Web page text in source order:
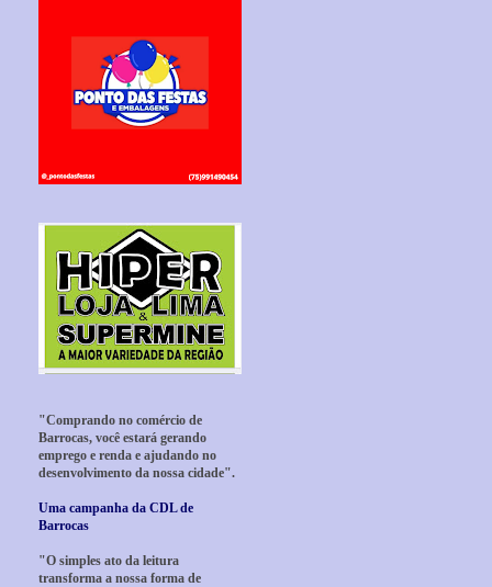
"Comprando no comércio de
Barrocas, você estará gerando
emprego e renda e ajudando no
desenvolvimento da nossa cidade".
Uma campanha da CDL de
Barrocas
"O simples ato da leitura
transforma a nossa forma de